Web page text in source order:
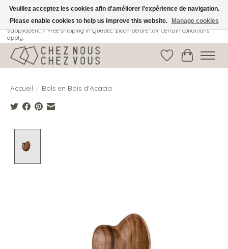
Livraison gratuite au Québec: 100$ + avant taxes. Certaines conditions
s'appliquent. / Free shipping in Quebec: $100+ before tax. Certain conditions
apply.
Liste dePanier
Accueil / Bols en Bois d'Acacia
Veuillez acceptez les cookies afin d'améliorer l'expérience de navigation.
Please enable cookies to help us improve this website.
Manage cookies